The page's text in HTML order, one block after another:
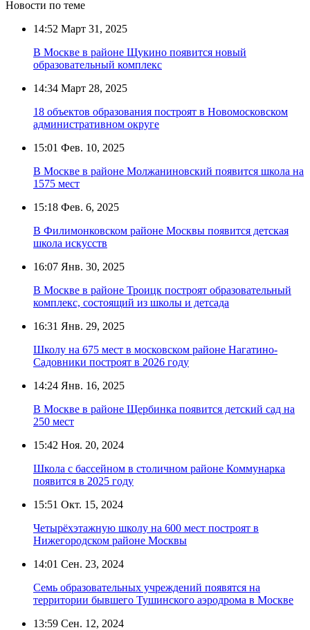
Новости по теме
14:52 Март 31, 2025
В Москве в районе Щукино появится новый
образовательный комплекс
14:34 Март 28, 2025
18 объектов образования построят в Новомосковском
административном округе
15:01 Фев. 10, 2025
В Москве в районе Молжаниновский появится школа на
1575 мест
15:18 Фев. 6, 2025
В Филимонковском районе Москвы появится детская
школа искусств
16:07 Янв. 30, 2025
В Москве в районе Троицк построят образовательный
комплекс, состоящий из школы и детсада
16:31 Янв. 29, 2025
Школу на 675 мест в московском районе Нагатино-
Садовники построят в 2026 году
14:24 Янв. 16, 2025
В Москве в районе Щербинка появится детский сад на
250 мест
15:42 Ноя. 20, 2024
Школа с бассейном в столичном районе Коммунарка
появится в 2025 году
15:51 Окт. 15, 2024
Четырёхэтажную школу на 600 мест построят в
Нижегородском районе Москвы
14:01 Сен. 23, 2024
Семь образовательных учреждений появятся на
территории бывшего Тушинского аэродрома в Москве
13:59 Сен. 12, 2024